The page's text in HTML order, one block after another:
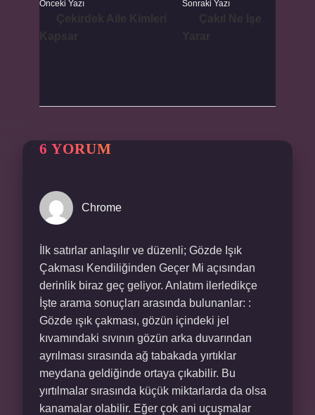
Önceki Yazı Sonraki Yazı
6 YORUM
Chrome
İlk satırlar anlaşılır ve düzenli; Gözde Işık
Çakması Kendiliğinden Geçer Mi açısından
derinlik biraz geç geliyor. Anlatım ilerledikçe
İşte arama sonuçları arasında bulunanlar: :
Gözde ışık çakması, gözün içindeki jel
kıvamındaki sıvının gözün arka duvarından
ayrılması sırasında ağ tabakada yırtıklar
meydana geldiğinde ortaya çıkabilir. Bu
yırtılmalar sırasında küçük miktarlarda da olsa
kanamalar olabilir. Eğer çok ani uçuşmalar